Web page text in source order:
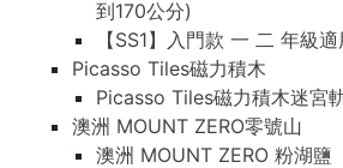
到170公分)
【SS1】入門款 一 二 年級
Picasso Tiles磁力積木
Picasso Tiles磁力積木迷宮
澳洲 MOUNT ZERO零號山
澳洲 MOUNT ZERO 粉湖鹽